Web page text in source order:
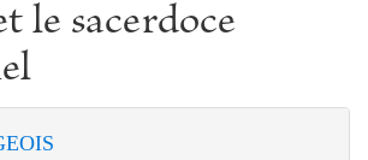
le sacerdoce